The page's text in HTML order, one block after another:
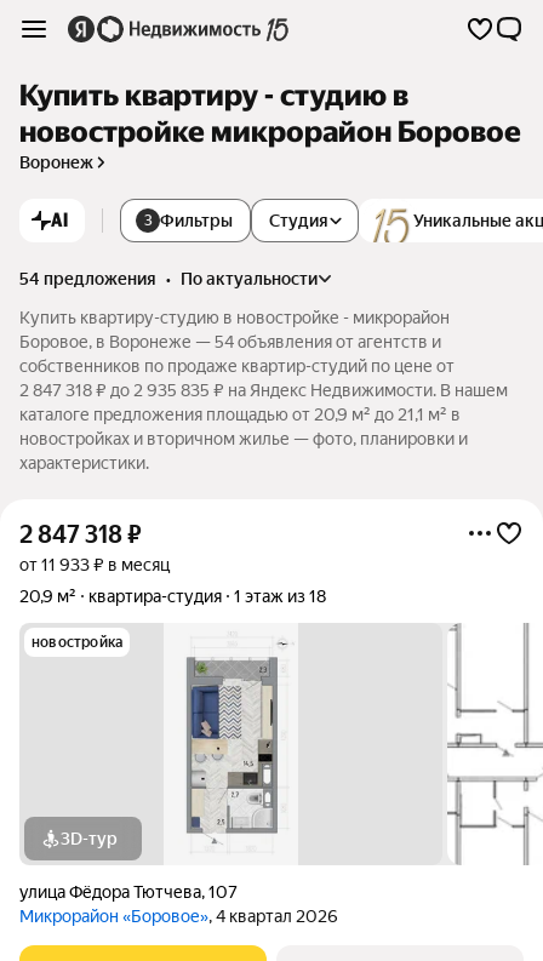
Купить квартиру - студию в
новостройке микрорайон Боровое
Воронеж
AI 3 Фильтры Уникальные
Студия
54 предложения •
по актуальности
Купить квартиру-студию в новостройке - микрорайон
Боровое, в Воронеже — 54 объявления от агентств и
собственников по продаже квартир-студий по цене от
2 847 318 ₽ до 2 935 835 ₽ на Яндекс Недвижимости. В нашем
каталоге предложения площадью от 20,9 м² до 21,1 м² в
новостройках и вторичном жилье — фото, планировки и
характеристики.
2 847 318₽
от 11 933 ₽ в месяц
20,9 м²
квартира-студия 1 этаж из 18
новостройка
3D-тур
улица Фёдора Тютчева,107
Микрорайон «Боровое», 4 квартал 2026